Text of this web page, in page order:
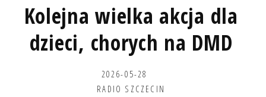
Kolejna wielka akcja dla
dzieci, chorych na DMD
2026-05-28
RADIO SZCZECIN